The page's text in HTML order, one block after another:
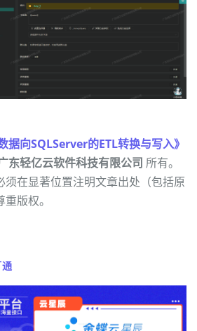
据向SQLServer的ETL转换与写入》
东轻亿云软件科技有限公司 所有。
须在显著位置注明文章出处（包括原
版权。